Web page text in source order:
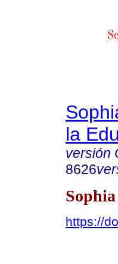
la
versión
8626
https://